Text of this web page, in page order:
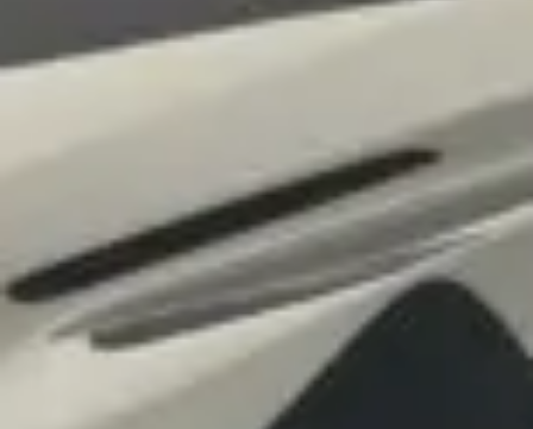
Souhlasím se zpracováním
Vždy vyčkejte na potvrzení data a času naším
Pole označená * jsou povinná.
Rezervovat termín